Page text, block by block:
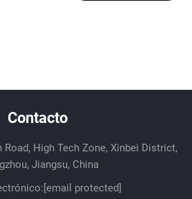
Contacto
Road, High Tech Zone, Xinbei District,
Jiangsu, China
[email protected]